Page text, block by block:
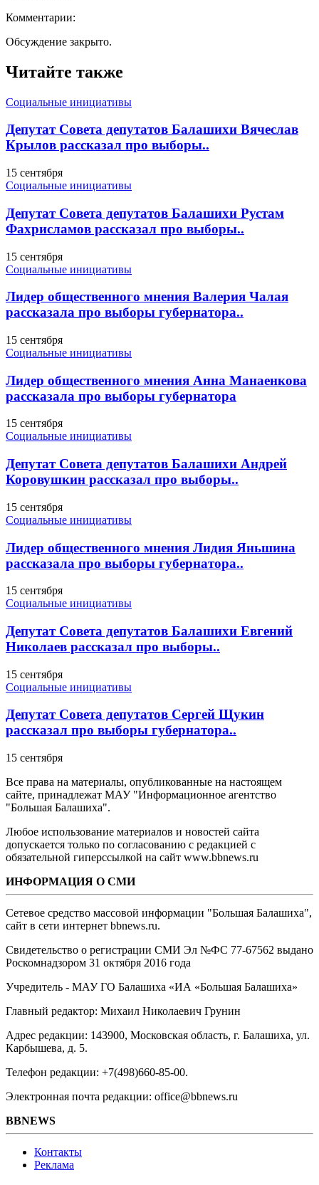
Комментарии:
Обсуждение закрыто.
Читайте также
Социальные инициативы
Депутат Совета депутатов Балашихи Вячеслав
Крылов рассказал про выборы..
15 сентября
Социальные инициативы
Депутат Совета депутатов Балашихи Рустам
Фахрисламов рассказал про выборы..
15 сентября
Социальные инициативы
Лидер общественного мнения Валерия Чалая
рассказала про выборы губернатора..
15 сентября
Социальные инициативы
Лидер общественного мнения Анна Манаенкова
рассказала про выборы губернатора
15 сентября
Социальные инициативы
Депутат Совета депутатов Балашихи Андрей
Коровушкин рассказал про выборы..
15 сентября
Социальные инициативы
Лидер общественного мнения Лидия Яньшина
рассказала про выборы губернатора..
15 сентября
Социальные инициативы
Депутат Совета депутатов Балашихи Евгений
Николаев рассказал про выборы..
15 сентября
Социальные инициативы
Депутат Совета депутатов Сергей Щукин
рассказал про выборы губернатора..
15 сентября
Все права на материалы, опубликованные на настоящем
сайте, принадлежат МАУ "Информационное агентство
"Большая Балашиха".
Любое использование материалов и новостей сайта
допускается только по согласованию с редакцией с
обязательной гиперссылкой на сайт www.bbnews.ru
ИНФОРМАЦИЯ О СМИ
Сетевое средство массовой информации "Большая Балашиха",
сайт в сети интернет bbnews.ru.
Свидетельство о регистрации СМИ Эл №ФС ‎77-67562 выдано
Роскомнадзором 31 октября 2016 года
Учредитель - МАУ ГО Балашиха «ИА «Большая Балашиха»
Главный редактор: Михаил Николаевич Грунин
Адрес редакции: 143900, Московская область, г. Балашиха, ул.
Карбышева, д. 5.
Телефон редакции: +7(498)660-85-00.
Электронная почта редакции: office@bbnews.ru
BBNEWS
Контакты
Реклама